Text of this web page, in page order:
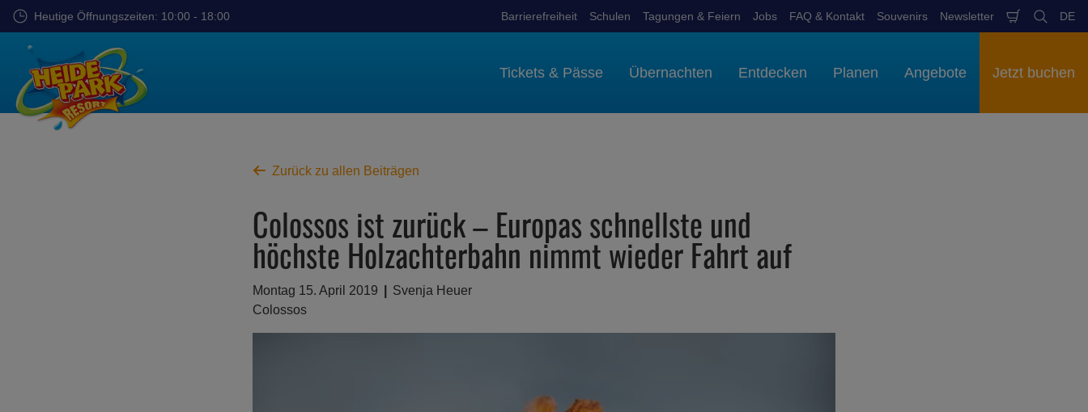
Zum
springen
Heutige Öffnungszeiten: 10:00 - 18:00 Barrierefreiheit Schulen Tagungen & Feiern Jobs FAQ & Kontakt Souvenirs Newsletter Warenkob
Suchen
DE
Tickets & Pässe Übernachten Entdecken Planen Angebote Jetzt buchen
Zurück zu allen Beiträgen
Colossos ist zurück – Europas schnellste und
höchste Holzachterbahn nimmt wieder Fahrt auf
Montag 15. April 2019
Svenja Heuer
Colossos